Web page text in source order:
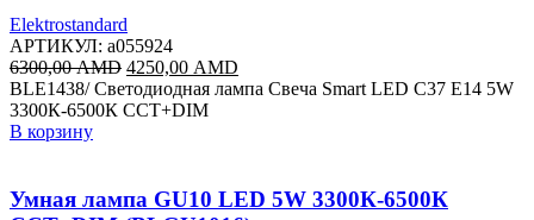
Elektrostandard
АРТИКУЛ: a055924
6300,00AMD Первоначальная
цена
составляла
4250,00 AMD
цена:
BLE1438/ Светодиодная лампа Свеча Smart LED C37 Е14 5W
3300К-6500К CCT+DIM
В корзину
Умная лампа GU10 LED 5W 3300К-6500К